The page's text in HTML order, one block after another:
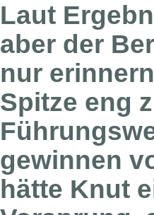
Laut
aber der
nur
Spitze eng
gewinnen
hätte Knut